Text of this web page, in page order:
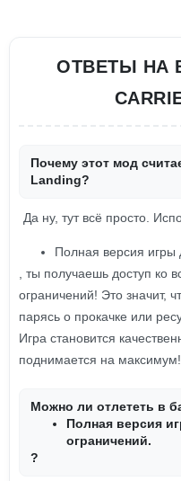
ОТВЕТЫ НА
Почему этот мод
Landing?
Да ну, тут всё просто.
Полная версия игры
, ты получаешь доступ ко
ограничений! Это значит,
парясь о прокачке или
Игра становится
поднимается на максимум!
Можно ли отлететь в
Полная версия
ограничений.
?